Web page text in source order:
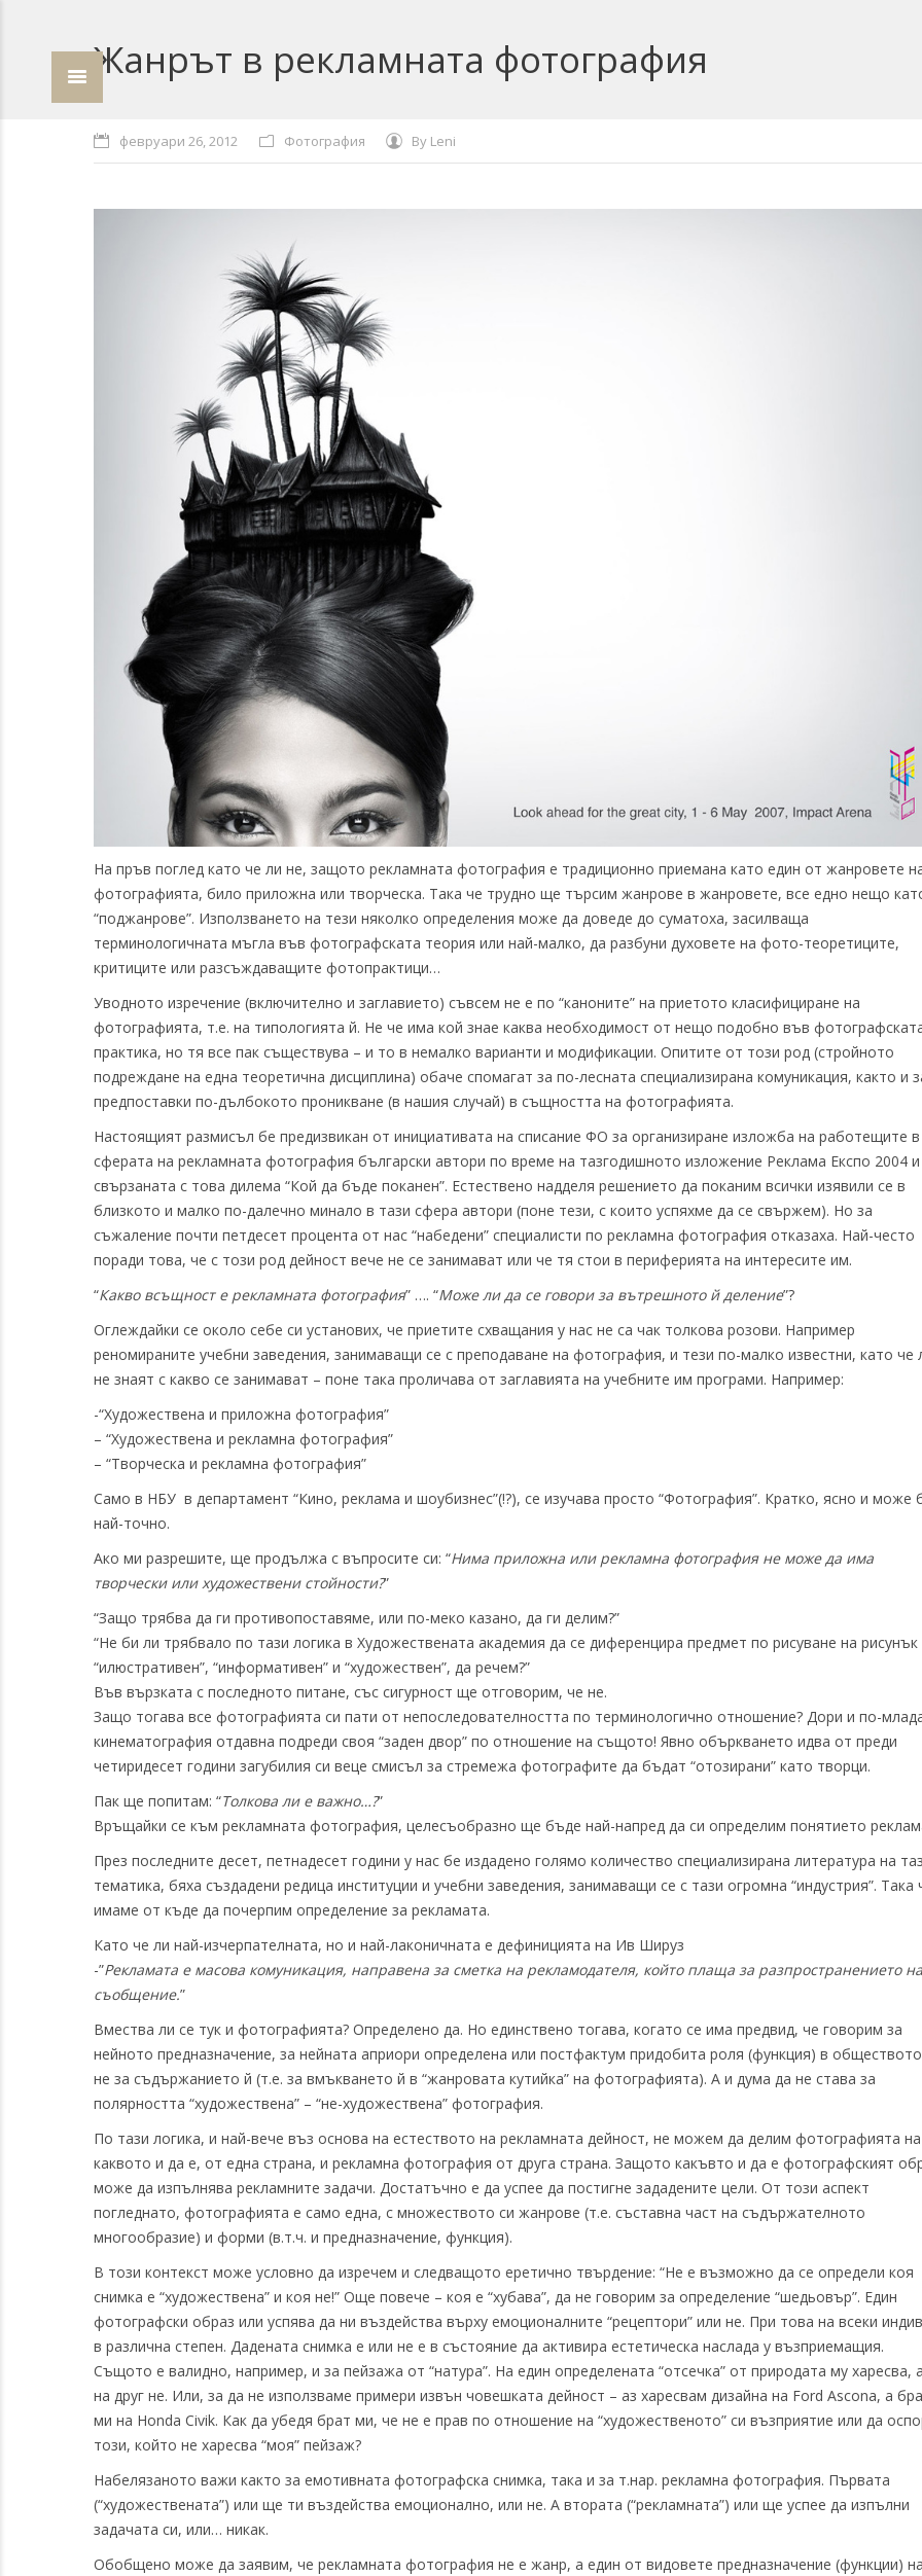
Жанрът в рекламната фотография
февруари 26, 2012 Фотография By Leni
На пръв поглед като че ли не, защото рекламната фотография е традиционно приемана като един от жанровете
фотографията, било приложна или творческа. Така че трудно ще търсим жанрове в жанровете, все едно нещо
“поджанрове”. Използването на тези няколко определения може да доведе до суматоха, засилваща
терминологичната мъгла във фотографската теория или най-малко, да разбуни духовете на фото-теоретиците,
критиците или разсъждаващите фотопрактици…
Уводното изречение (включително и заглавието) съвсем не е по “каноните” на приетото класифициране на
фотографията, т.е. на типологията й. Не че има кой знае каква необходимост от нещо подобно във
практика, но тя все пак съществува – и то в немалко варианти и модификации. Опитите от този род (стройното
подреждане на една теоретична дисциплина) обаче спомагат за по-лесната специализирана комуникация, както и
предпоставки по-дълбокото проникване (в нашия случай) в същността на фотографията.
Настоящият размисъл бе предизвикан от инициативата на списание ФО за организиране изложба на работещите в
сферата на рекламната фотография български автори по време на тазгодишното изложение Реклама Експо 2004 и
свързаната с това дилема “Кой да бъде поканен”. Естествено надделя решението да поканим всички изявили се в
близкото и малко по-далечно минало в тази сфера автори (поне тези, с които успяхме да се свържем). Но за
съжаление почти петдесет процента от нас “набедени” специалисти по рекламна фотография отказаха. Най-често
поради това, че с този род дейност вече не се занимават или че тя стои в периферията на интересите им.
“Какво всъщност е рекламната фотография” …. “Може ли да се говори за вътрешното й деление”?
Оглеждайки се около себе си установих, че приетите схващания у нас не са чак толкова розови. Например
реномираните учебни заведения, занимаващи се с преподаване на фотография, и тези по-малко известни, като че
не знаят с какво се занимават – поне така проличава от заглавията на учебните им програми. Например:
-“Художествена и приложна фотография”
– “Художествена и рекламна фотография”
– “Творческа и рекламна фотография”
Само в НБУ в департамент “Кино, реклама и шоубизнес”(!?), се изучава просто “Фотография”. Кратко, ясно и може
най-точно.
Ако ми разрешите, ще продължа с въпросите си: “Нима приложна или рекламна фотография не може да има
творчески или художествени стойности?”
“Защо трябва да ги противопоставяме, или по-меко казано, да ги делим?”
“Не би ли трябвало по тази логика в Художествената академия да се диференцира предмет по рисуване на рисунък
“илюстративен”, “информативен” и “художествен”, да речем?”
Във вързката с последното питане, със сигурност ще отговорим, че не.
Защо тогава все фотографията си пати от непоследователността по терминологично отношение? Дори и по-
кинематография отдавна подреди своя “заден двор” по отношение на същото! Явно объркването идва от преди
четиридесет години загубилия си веце смисъл за стремежа фотографите да бъдат “отозирани” като творци.
Пак ще попитам: “Толкова ли е важно…?”
Връщайки се към рекламната фотография, целесъобразно ще бъде най-напред да си определим понятието
През последните десет, петнадесет години у нас бе издадено голямо количество специализирана литература на
тематика, бяха създадени редица институции и учебни заведения, занимаващи се с тази огромна “индустрия”. Така
имаме от къде да почерпим определение за рекламата.
Като че ли най-изчерпателната, но и най-лаконичната е дефиницията на Ив Шируз
-”Рекламата е масова комуникация, направена за сметка на рекламодателя, който плаща за разпространението на
съобщение.”
Вмества ли се тук и фотографията? Определено да. Но единствено тогава, когато се има предвид, че говорим за
нейното предназначение, за нейната априори определена или постфактум придобита роля (функция) в
не за съдържанието й (т.е. за вмъкването й в “жанровата кутийка” на фотографията). А и дума да не става за
полярността “художествена” – “не-художествена” фотография.
По тази логика, и най-вече въз основа на естеството на рекламната дейност, не можем да делим фотографията на
каквото и да е, от една страна, и рекламна фотография от друга страна. Защото какъвто и да е фотографският
може да изпълнява рекламните задачи. Достатъчно е да успее да постигне зададените цели. От този аспект
погледнато, фотографията е само една, с множеството си жанрове (т.е. съставна част на съдържателното
многообразие) и форми (в.т.ч. и предназначение, функция).
В този контекст може условнo да изречем и следващото еретично твърдение: “Не е възможно да се определи коя
снимка е “художествена” и коя не!” Още повече – коя е “хубава”, да не говорим за определение “шедьовър”. Един
фотографски образ или успява да ни въздейства върху емоционалните “рецептори” или не. При това на всеки
в различна степен. Дадената снимка е или не е в състояние да активира естетическа наслада у възприемащия.
Същото е валидно, например, и за пейзажа от “натура”. На един определената “отсечка” от природата му харесва, а
на друг не. Или, за да не използваме примери извън човешката дейност – аз харесвам дизайна на Ford Ascona, а
ми на Honda Civik. Как да убедя брат ми, че не е прав по отношение на “художественото” си възприятие или да
този, който не харесва “моя” пейзаж?
Набелязаното важи както за емотивната фотографска снимка, така и за т.нар. рекламна фотография. Първата
(“художествената”) или ще ти въздейства емоционално, или не. А втората (“рекламната”) или ще успее да изпълни
задачата си, или… никак.
Обобщено може да заявим, че рекламната фотография не е жанр, а един от видовете предназначение (функции) на